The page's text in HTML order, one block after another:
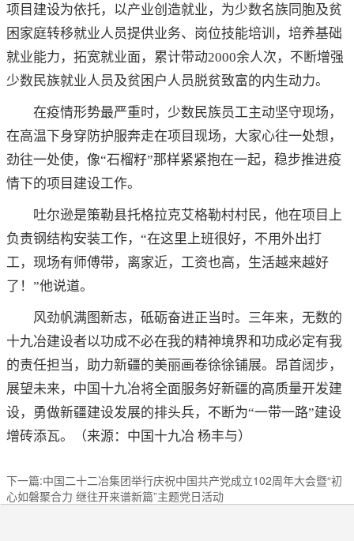
项目建设为依托，以产业创造就业，为少数名族同胞及贫
困家庭转移就业人员提供业务、岗位技能培训，培养基础
就业能力，拓宽就业面，累计带动2000余人次，不断增强
少数民族就业人员及贫困户人员脱贫致富的内生动力。
在疫情形势最严重时，少数民族员工主动坚守现场，
在高温下身穿防护服奔走在项目现场，大家心往一处想，
劲往一处使，像“石榴籽”那样紧紧抱在一起，稳步推进疫
情下的项目建设工作。
吐尔逊是策勒县托格拉克艾格勒村村民，他在项目上
负责钢结构安装工作，“在这里上班很好，不用外出打
工，现场有师傅带，离家近，工资也高，生活越来越好
了！”他说道。
风劲帆满图新志，砥砺奋进正当时。三年来，无数的
十九冶建设者以功成不必在我的精神境界和功成必定有我
的责任担当，助力新疆的美丽画卷徐徐铺展。昂首阔步，
展望未来，中国十九冶将全面服务好新疆的高质量开发建
设，勇做新疆建设发展的排头兵，不断为“一带一路”建设
增砖添瓦。（来源：中国十九冶 杨丰与）
下一篇:中国二十二冶集团举行庆祝中国共产党成立102周年大会暨“初
心如磐聚合力 继往开来谱新篇”主题党日活动